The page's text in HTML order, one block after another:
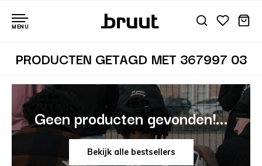
MENU
PRODUCTEN GETAGD MET 367997 03
Geen producten gevonden!...
Bekijk alle bestsellers